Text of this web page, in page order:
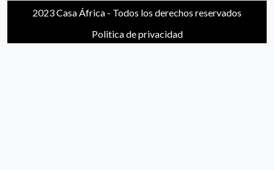
2023 Casa África - Todos los derechos reservados
Politica de privacidad